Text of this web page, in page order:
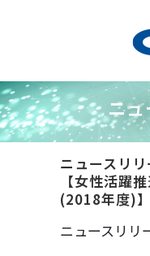
ニ
ニュースリリ
【女性活躍
(2018年度)】
ニュースリリ